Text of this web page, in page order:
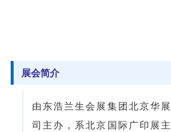
展会简介
由东浩兰生会展集团北京华
司主办，系北京国际广印展